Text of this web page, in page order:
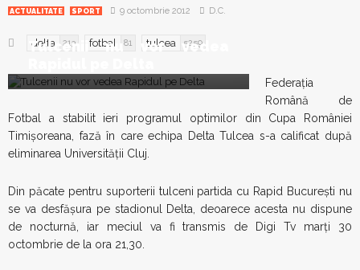
ACTUALITATE SPORT 9 octombrie 2012 D.C.
delta 213 fotbal 81 tulcea 5259
Tulcenii nu vor vedea
Federaţia
Română de
Fotbal a stabilit ieri programul optimilor din Cupa României
Timişoreana, fază în care echipa Delta Tulcea s-a calificat după
eliminarea Universităţii Cluj.
Din păcate pentru suporterii tulceni partida cu Rapid Bucureşti nu
se va desfăşura pe stadionul Delta, deoarece acesta nu dispune
de nocturnă, iar meciul va fi transmis de Digi Tv marţi 30
octombrie de la ora 21,30.